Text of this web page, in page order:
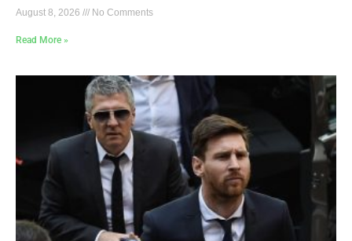
August 8, 2026 No Comments
Read More »